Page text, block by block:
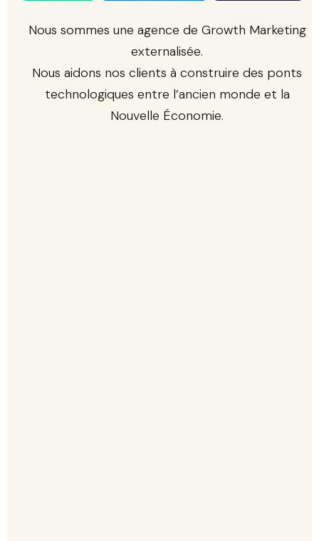
Nous sommes une agence de Growth Marketing
externalisée.
Nous aidons nos clients à construire des ponts
technologiques entre l’ancien monde et la
Nouvelle Économie.